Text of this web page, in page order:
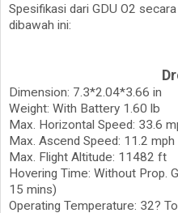
Spesifikasi dari GDU O2
dibawah ini:
Dimension: 7.3*2.04*3.66 in
Weight: With Battery 1.60 lb
Max. Horizontal Speed: 33.6
Max. Ascend Speed: 11.2 mph
Max. Flight Altitude: 11482 ft
Hovering Time: Without Prop.
15 mins)
Operating Temperature: 32?